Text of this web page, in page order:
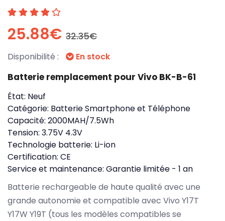
25.88€ 32.35€
Disponibilité : En stock
Batterie remplacement pour Vivo BK-B-61
État: Neuf
Catégorie: Batterie Smartphone et Téléphone
Capacité: 2000MAH/7.5Wh
Tension: 3.75V 4.3V
Technologie batterie: Li-ion
Certification: CE
Service et maintenance: Garantie limitée - 1 an
Batterie rechargeable de haute qualité avec une
grande autonomie et compatible avec Vivo Y17T
Y17W Y19T (tous les modèles compatibles se